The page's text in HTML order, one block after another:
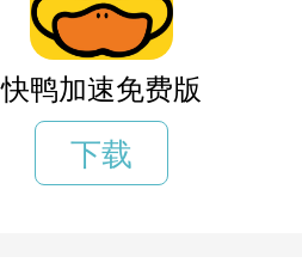
快鸭加速免费版
下载